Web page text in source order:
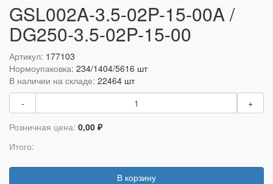
GSL002A-3.5-02P-15-00A /
DG250-3.5-02P-15-00
Артикул: 177103
Нормоупаковка: 234/1404/5616 шт
В наличии на складе: 22464 шт
-
+
Розничная цена: 0,00 ₽
Итого:
В корзину